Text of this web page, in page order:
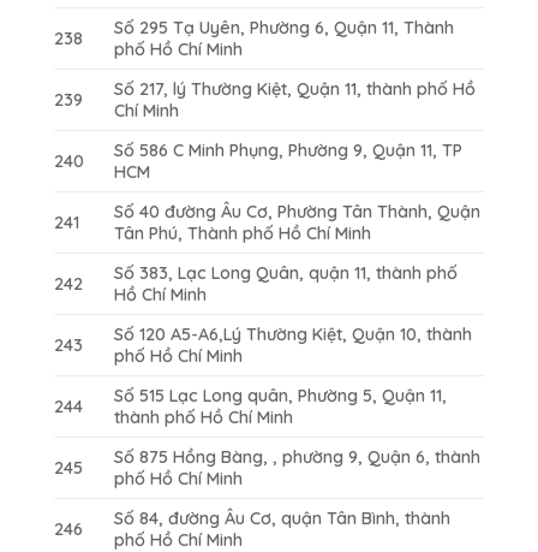
238
Số 295 Tạ Uyên, Phường 6, Quận 11, Thành
phố Hồ Chí Minh
239
Số 217, lý Thường Kiệt, Quận 11, thành phố Hồ
Chí Minh
240
Số 586 C Minh Phụng, Phường 9, Quận 11, TP
HCM
241
Số 40 đường Âu Cơ, Phường Tân Thành, Quận
Tân Phú, Thành phố Hồ Chí Minh
242
Số 383, Lạc Long Quân, quận 11, thành phố
Hồ Chí Minh
243
Số 120 A5-A6,Lý Thường Kiệt, Quận 10, thành
phố Hồ Chí Minh
244
Số 515 Lạc Long quân, Phường 5, Quận 11,
thành phố Hồ Chí Minh
245
Số 875 Hồng Bàng, , phường 9, Quận 6, thành
phố Hồ Chí Minh
246
Số 84, đường Âu Cơ, quận Tân Bình, thành
phố Hồ Chí Minh